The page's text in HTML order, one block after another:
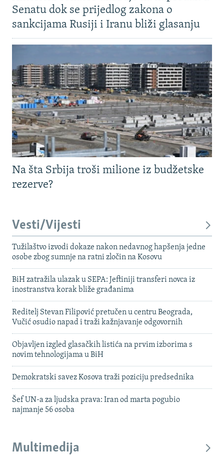
Senatu dok se prijedlog zakona o
sankcijama Rusiji i Iranu bliži glasanju
Na šta Srbija troši milione iz budžetske
rezerve?
Vesti/Vijesti
Tužilaštvo izvodi dokaze nakon nedavnog hapšenja jedne
osobe zbog sumnje na ratni zločin na Kosovu
BiH zatražila ulazak u SEPA: Jeftiniji transferi novca iz
inostranstva korak bliže građanima
Reditelj Stevan Filipović pretučen u centru Beograda,
Vučić osudio napad i traži kažnjavanje odgovornih
Objavljen izgled glasačkih listića na prvim izborima s
novim tehnologijama u BiH
Demokratski savez Kosova traži poziciju predsednika
Šef UN-a za ljudska prava: Iran od marta pogubio
najmanje 56 osoba
Multimedija